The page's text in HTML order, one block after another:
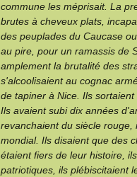
commune les méprisait. La
brutes à cheveux plats,
des peuplades du Caucase
au pire, pour un ramassis de
amplement la brutalité des
s'alcoolisaient au cognac
de tapiner à Nice. Ils
Ils avaient subi dix années
revanchaient du siècle
mondial. Ils disaient que des
étaient fiers de leur histoire,
patriotiques, ils plébiscitaient